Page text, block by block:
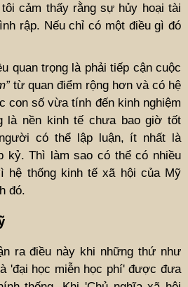
cảm thấy rằng sự hủy hoại tài
rập. Nếu chỉ có một điều gì đó
quan trọng là phải tiếp cận cuộc
từ quan điểm rộng hơn và có hệ
con số vừa tính đến kinh nghiệm
là nền kinh tế chưa bao giờ tốt
có thể lập luận, ít nhất là
kỷ. Thì làm sao có thể có nhiều
hệ thống kinh tế xã hội của Mỹ
đó.
ra điều này khi những thứ như
'đại học miễn học phí' được đưa